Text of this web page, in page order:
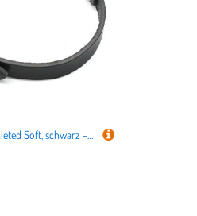
Heim Halsband genieted Soft, schwarz - Größe 32: 24 - 29 cm Halsumfang, 12 mm breit